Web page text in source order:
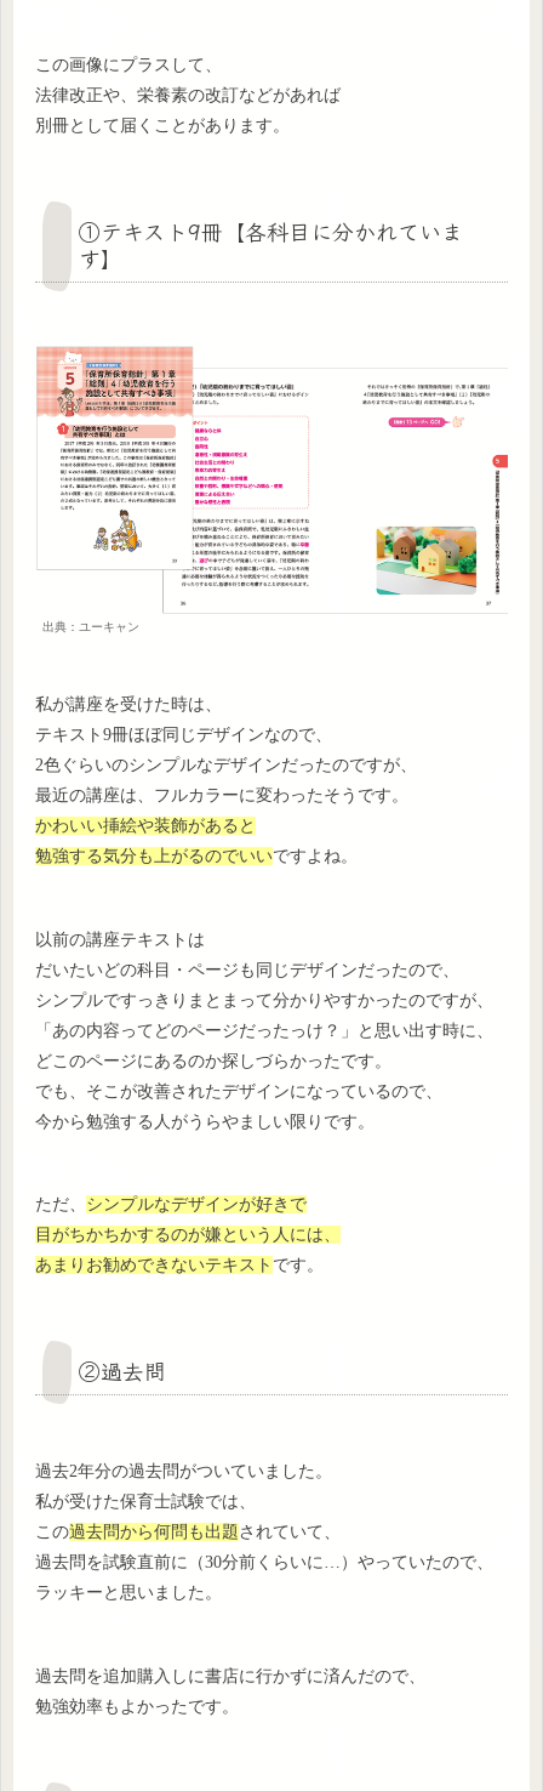
この画像にプラスして、
法律改正や、栄養素の改訂などがあれば
別冊として届くことがあります。
①テキスト9冊【各科目に分かれていま
す】
出典：ユーキャン
私が講座を受けた時は、
テキスト9冊ほぼ同じデザインなので、
2色ぐらいのシンプルなデザインだったのですが、
最近の講座は、フルカラーに変わったそうです。
かわいい挿絵や装飾があると
勉強する気分も上がるのでいいですよね。
以前の講座テキストは
だいたいどの科目・ページも同じデザインだったので、
シンプルですっきりまとまって分かりやすかったのですが、
「あの内容ってどのページだったっけ？」と思い出す時に、
どこのページにあるのか探しづらかったです。
でも、そこが改善されたデザインになっているので、
今から勉強する人がうらやましい限りです。
ただ、 シンプルなデザインが好きで
目がちかちかするのが嫌という人には、
あまりお勧めできないテキスト です。
②過去問
過去2年分の過去問がついていました。
私が受けた保育士試験では、
この過去問から何問も出題 されていて、
過去問を試験直前に（30分前くらいに…）やっていたので、
ラッキーと思いました。
過去問を追加購入しに書店に行かずに済んだので、
勉強効率もよかったです。